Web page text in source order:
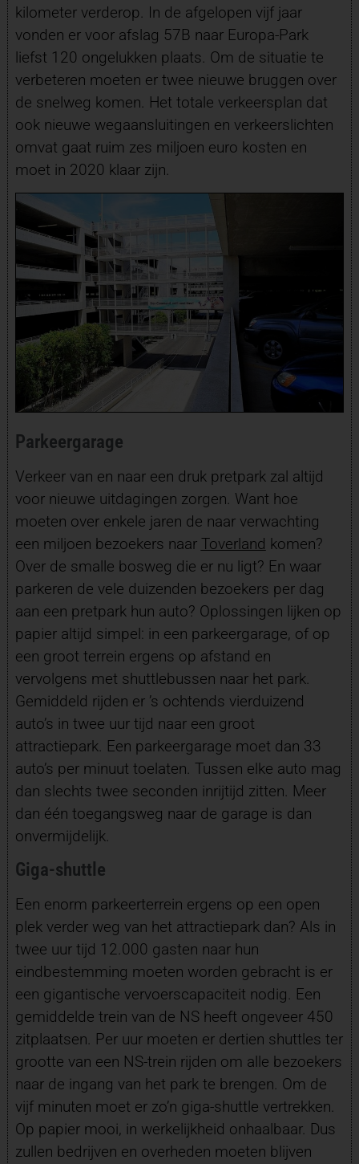
kilometer verderop. In de afgelopen vijf jaar
vonden er voor afslag 57B naar Europa-Park
liefst 120 ongelukken plaats. Om de situatie te
verbeteren moeten er twee nieuwe bruggen over
de snelweg komen. Het totale verkeersplan dat
ook nieuwe wegaansluitingen en verkeerslichten
omvat gaat ruim zes miljoen euro kosten en
moet in 2020 klaar zijn.
Parkeergarage
Verkeer van en naar een druk pretpark zal altijd
voor nieuwe uitdagingen zorgen. Want hoe
moeten over enkele jaren de naar verwachting
een miljoen bezoekers naar Toverland komen?
Over de smalle bosweg die er nu ligt? En waar
parkeren de vele duizenden bezoekers per dag
aan een pretpark hun auto? Oplossingen lijken op
papier altijd simpel: in een parkeergarage, of op
een groot terrein ergens op afstand en
vervolgens met shuttlebussen naar het park.
Gemiddeld rijden er ’s ochtends vierduizend
auto’s in twee uur tijd naar een groot
attractiepark. Een parkeergarage moet dan 33
auto’s per minuut toelaten. Tussen elke auto mag
dan slechts twee seconden inrijtijd zitten. Meer
dan één toegangsweg naar de garage is dan
onvermijdelijk.
Giga-shuttle
Een enorm parkeerterrein ergens op een open
plek verder weg van het attractiepark dan? Als in
twee uur tijd 12.000 gasten naar hun
eindbestemming moeten worden gebracht is er
een gigantische vervoerscapaciteit nodig. Een
gemiddelde trein van de NS heeft ongeveer 450
zitplaatsen. Per uur moeten er dertien shuttles ter
grootte van een NS-trein rijden om alle bezoekers
naar de ingang van het park te brengen. Om de
vijf minuten moet er zo’n giga-shuttle vertrekken.
Op papier mooi, in werkelijkheid onhaalbaar. Dus
zullen bedrijven en overheden moeten blijven